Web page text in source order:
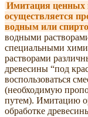
Имитация ценных
осуществляется
водным или
водными
специальными
растворами
древесины “под
воспользоваться
(необходимую
путем). Имитацию
обработке